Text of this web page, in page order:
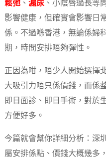
鬆弛、 漏尿、小陰唇過長等
影響健康，但確實會影響日
係。不過喺香港，無論係婦
期，時間安排唔夠彈性。
正因為咁，唔少人開始選擇
大吸引力唔只係價錢，而係
即日面診、即日手術，對於
方便好多。
今篇就會幫你詳細分析：深圳
屬安排係點、價錢大概幾多